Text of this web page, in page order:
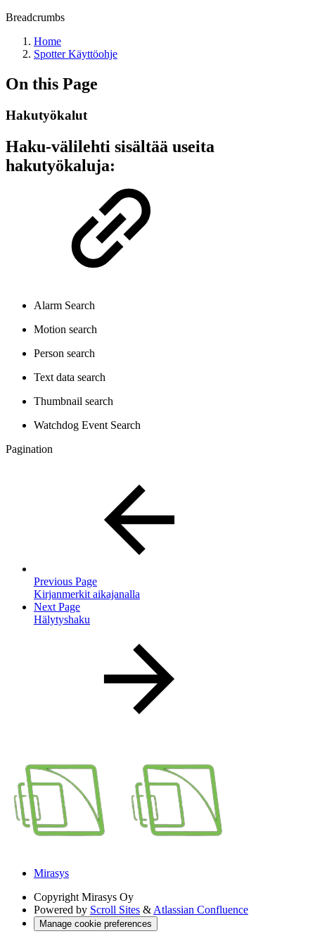
Breadcrumbs
Home
Spotter Käyttöohje
On this Page
Hakutyökalut
Haku-välilehti sisältää useita
hakutyökaluja:
Alarm Search
Motion search
Person search
Text data search
Thumbnail search
Watchdog Event Search
Pagination
Previous Page
Kirjanmerkit aikajanalla
Next Page
Hälytyshaku
Mirasys
Copyright Mirasys Oy
Powered by Scroll Sites & Atlassian Confluence
Manage cookie preferences